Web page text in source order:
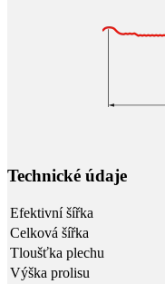
Technické údaje
Efektivní šířka
Celková šířka
Tloušťka plechu
Výška prolisu